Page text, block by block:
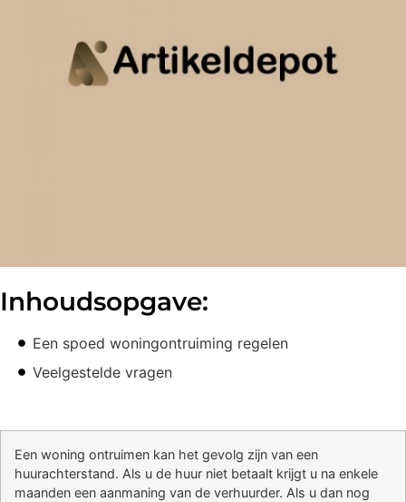
Inhoudsopgave:
Een spoed woningontruiming regelen
Veelgestelde vragen
Een woning ontruimen kan het gevolg zijn van een
huurachterstand. Als u de huur niet betaalt krijgt u na enkele
maanden een aanmaning van de verhuurder. Als u dan nog